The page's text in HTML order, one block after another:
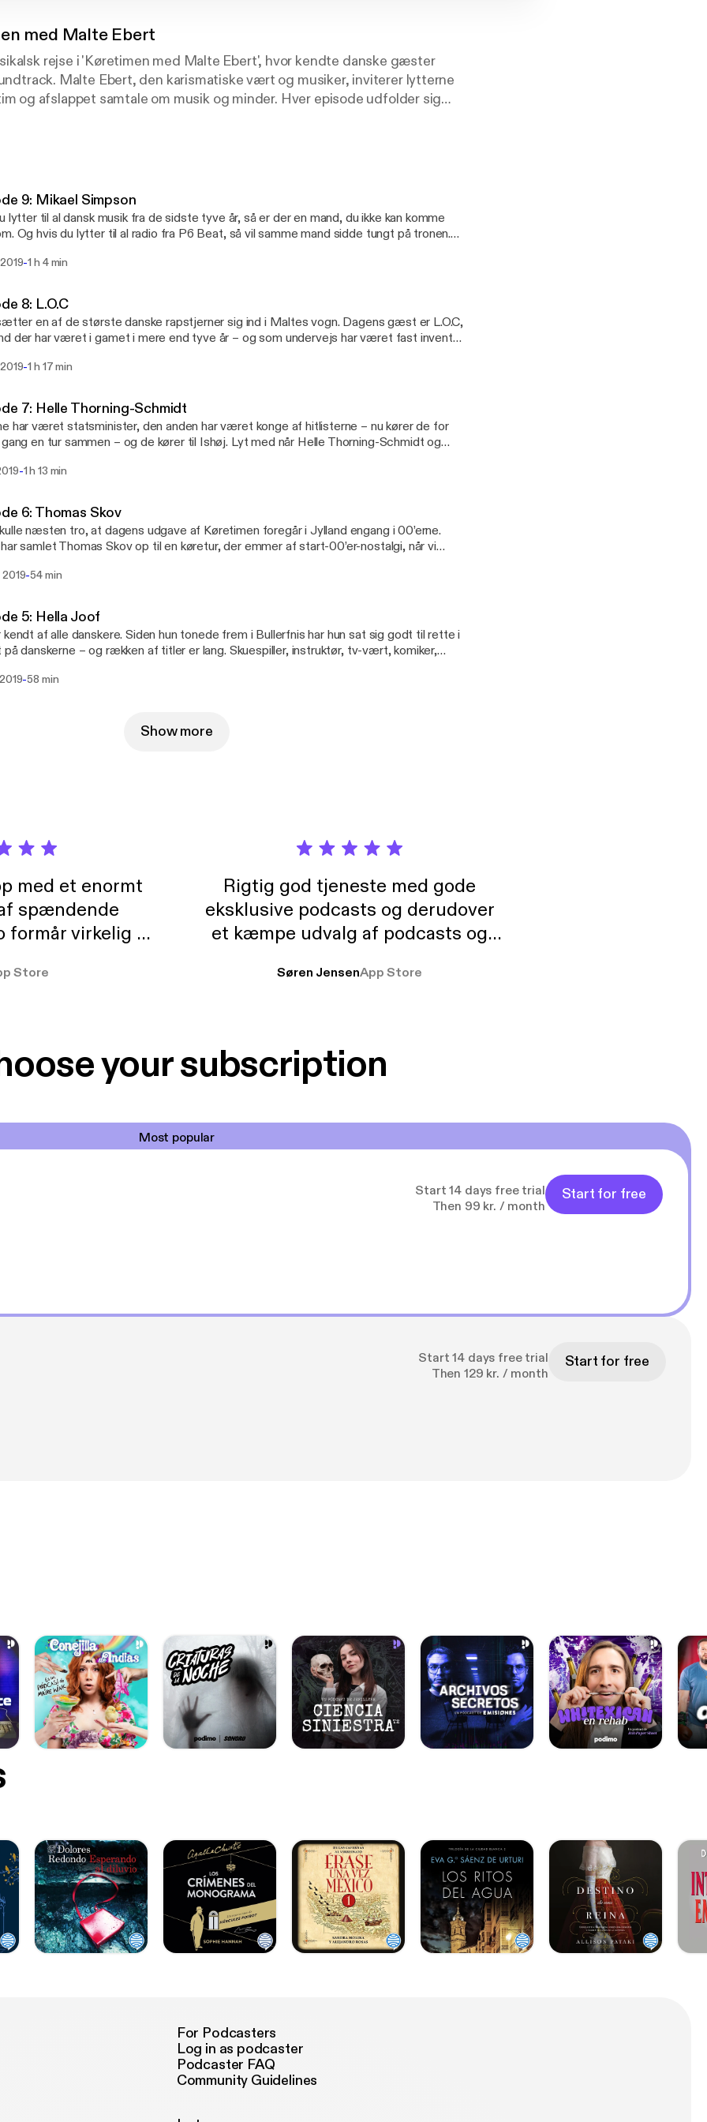
med Malte Ebert
rejse i 'Køretimen med Malte Ebert', hvor kendte danske gæster
Malte Ebert, den karismatiske vært og musiker, inviterer lytterne
og afslappet samtale om musik og minder. Hver episode udfolder sig
historier. Fra ikoniske hits til personlige favoritter, udforsker Malte
kraft til at forme vores liv og oplevelser. 'Køretimen' er mere end
er en stemningsfuld rejse gennem kultur, følelser og dansk musikliv.
og gør dig klar til en underholdende og indsigtsfuld tur i godt selskab.
9: Mikael Simpson
lytter til al dansk musik fra de sidste tyve år, så er der en mand, du ikke kan komme
Og hvis du lytter til al radio fra P6 Beat, så vil samme mand sidde tungt på tronen.
numre, men han er samtidig en fuldstændig fantastisk gæst i denne uges
-1 h 4 min
8: L.O.C
en af de største danske rapstjerner sig ind i Maltes vogn. Dagens gæst er L.O.C,
der har været i gamet i mere end tyve år – og som undervejs har været fast inventar
gjorde det – han har vundet et hav af priser – og han har lagt spillesteder, herunder
God fornøjelse
-1 h 17 min
7: Helle Thorning-Schmidt
har været statsminister, den anden har været konge af hitlisterne – nu kører de for
tur sammen – og de kører til Ishøj. Lyt med når Helle Thorning-Schmidt og
-1 h 13 min
6: Thomas Skov
næsten tro, at dagens udgave af Køretimen foregår i Jylland engang i 00’erne.
samlet Thomas Skov op til en køretur, der emmer af start-00’er-nostalgi, når vi
nogle af de beskidte steder på internettet… og nå ja, så får vi svar på om en
-54 min
5: Hella Joof
kendt af alle danskere. Siden hun tonede frem i Bullerfnis har hun sat sig godt til rette i
danskerne – og rækken af titler er lang. Skuespiller, instruktør, tv-vært, komiker,
I endnu et dejligt afsnit af “Køretimen med Malte” skal vi med
-58 min
Show more
med et enormt
spændende
formår virkelig at
At der så også
Store
Rigtig god tjeneste med gode
eksklusive podcasts og derudover
et kæmpe udvalg af podcasts og
ikke andet så udelukkende pga
Søren JensenApp Store
your subscription
Most popular
Start 14 days free trial
Then 99 kr. / month
Start for free
Start 14 days free trial
Then 129 kr. / month
Start for free
For Podcasters
Log in as podcaster
Podcaster FAQ
Community Guidelines